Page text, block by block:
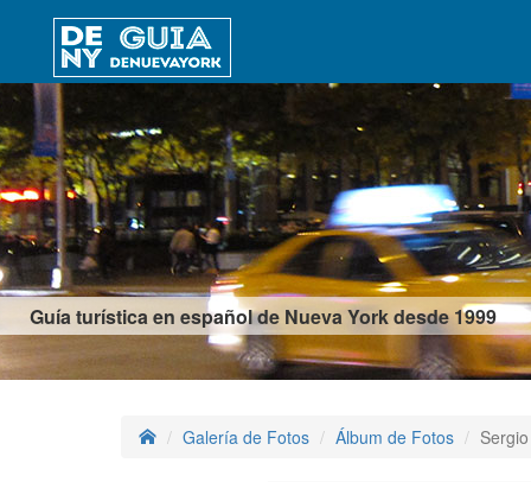
Guía turística en español de Nueva York desde 1999
Galería de Fotos Álbum de Fotos